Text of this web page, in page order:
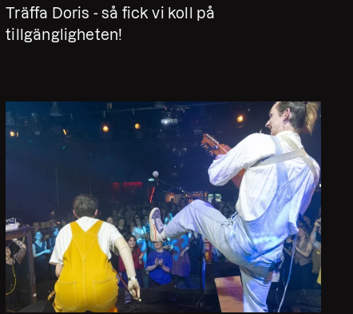
Träffa Doris - så fick vi koll på
tillgängligheten!